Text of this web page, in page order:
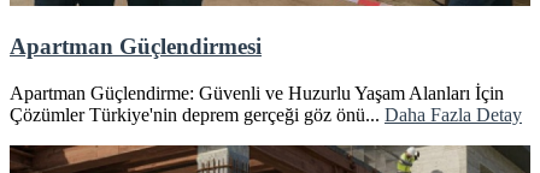
Apartman Güçlendirmesi
Apartman Güçlendirme: Güvenli ve Huzurlu Yaşam Alanları İçin
Çözümler Türkiye'nin deprem gerçeği göz önü... Daha Fazla Detay